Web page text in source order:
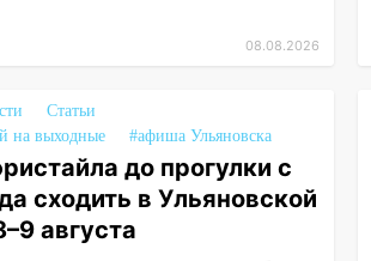
08.08.2026
Статьи
на выходные
#афиша Ульяновска
до прогулки с
сходить в Ульяновской
августа